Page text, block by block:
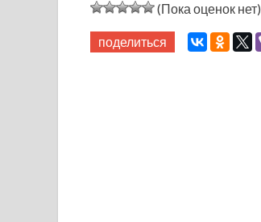
(Пока оценок нет)
поделиться